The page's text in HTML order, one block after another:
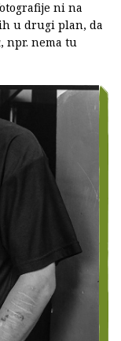
ni na
u drugi plan, da
, npr. nema tu